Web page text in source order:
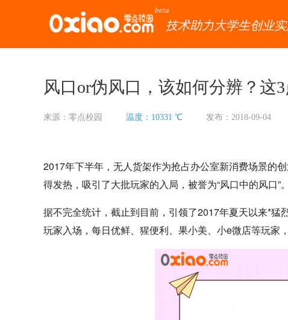
beta
技术助力大学生创业
风口or伪风口，该如何分辨？这
来源：零点校园 温度：10331 ℃ 发布：2018-09-04
2017年下半年，无人货架作为抢占办公室新消费场景的
得发热，吸引了大批玩家的入局，被誉为“风口中的风口”。
据不完全统计，截止到目前，引领了2017年夏天以来*
玩家入场，每日优鲜、猩便利、果小美、小e微店等玩家